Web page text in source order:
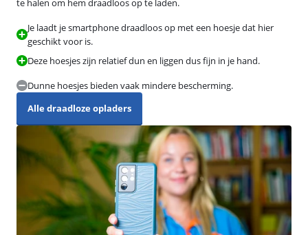
te halen om hem draadloos op te laden.
Je laadt je smartphone draadloos op met een hoesje dat hier
geschikt voor is.
Deze hoesjes zijn relatief dun en liggen dus fijn in je hand.
Dunne hoesjes bieden vaak mindere bescherming.
Alle draadloze opladers